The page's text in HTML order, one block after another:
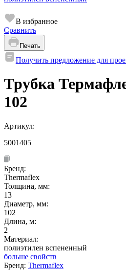
В избранное
Сравнить
Печать
Получить предложение для
Трубка
102
Артикул:
5001405
Бренд:
Thermaflex
Толщина, мм:
13
Диаметр, мм:
102
Длина, м:
2
Материал:
полиэтилен вспененный
больше свойств
Бренд: Thermaflex